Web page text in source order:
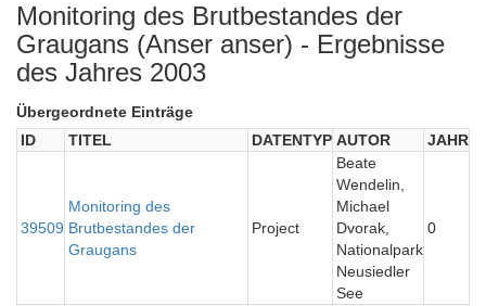
Monitoring des Brutbestandes der
Graugans (Anser anser) - Ergebnisse
des Jahres 2003
Übergeordnete Einträge
ID
TITEL DATENTYP AUTOR JAHR
39509
Monitoring des
Brutbestandes der
Graugans
Project
Beate
Wendelin,
Michael
Dvorak,
Nationalpark
Neusiedler
See
0